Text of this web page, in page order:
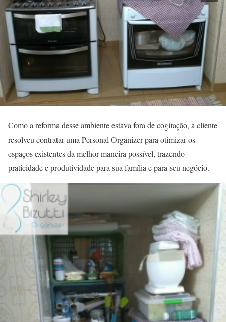
Como a reforma desse ambiente estava fora de cogitação, a cliente
resolveu contratar uma Personal Organizer para otimizar os
espaços existentes da melhor maneira possível, trazendo
praticidade e produtividade para sua família e para seu negócio.